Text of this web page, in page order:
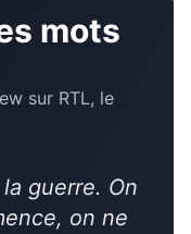
mots
sur RTL, le
guerre. On
on ne